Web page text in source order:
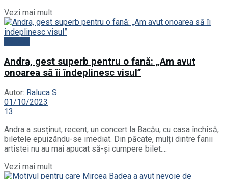
Vezi mai multDetails
Andra, gest superb pentru o fană: „Am avut
onoarea să îi îndeplinesc visul”
Autor: Raluca S.
01/10/2023
13
Andra a susținut, recent, un concert la Bacău, cu casa închisă,
biletele epuizându-se imediat. Din păcate, mulți dintre fanii
artistei nu au mai apucat să-și cumpere bilet....
Vezi mai multDetails